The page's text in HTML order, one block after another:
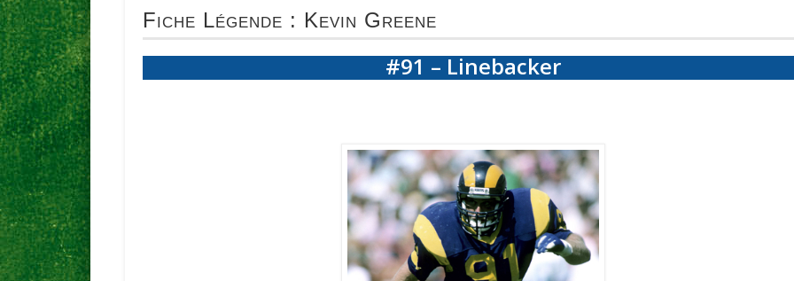
Fiche Légende : Kevin Greene
#91 – Linebacker